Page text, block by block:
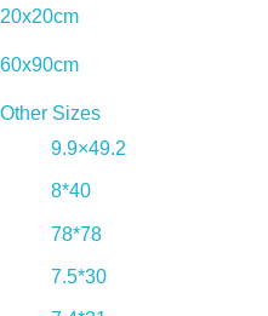
20x20cm
60x90cm
Other Sizes
9.9×49.2
8*40
78*78
7.5*30